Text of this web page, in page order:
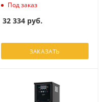
Под заказ
32 334 руб.
ЗАКАЗАТЬ